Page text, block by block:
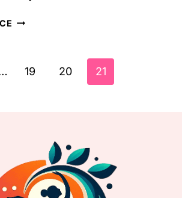
POZDRAV
JEDNODUCHÝ
19 20 21